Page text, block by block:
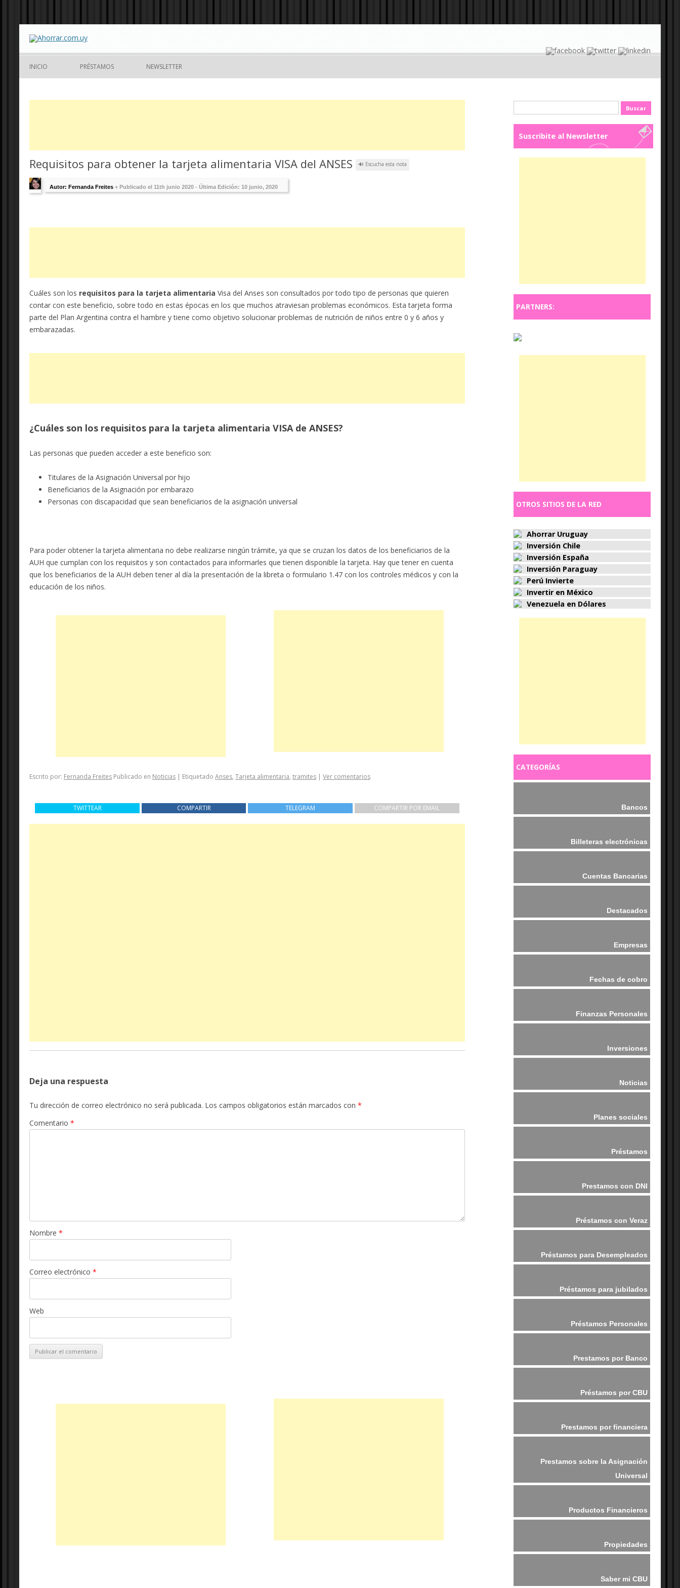
INICIO PRÉSTAMOS NEWSLETTER
Requisitos para obtener la tarjeta alimentaria VISA del ANSES 🔊 Escucha esta nota
Autor: Fernanda Freites + Publicado el 11th junio 2020 - Última Edición: 10 junio, 2020
Cuáles son los requisitos para la tarjeta alimentaria Visa del Anses son consultados por todo tipo de personas que quieren
contar con este beneficio, sobre todo en estas épocas en los que muchos atraviesan problemas económicos. Esta tarjeta forma
parte del Plan Argentina contra el hambre y tiene como objetivo solucionar problemas de nutrición de niños entre 0 y 6 años y
embarazadas.
¿Cuáles son los requisitos para la tarjeta alimentaria VISA de ANSES?
Las personas que pueden acceder a este beneficio son:
Titulares de la Asignación Universal por hijo
Beneficiarios de la Asignación por embarazo
Personas con discapacidad que sean beneficiarios de la asignación universal
Para poder obtener la tarjeta alimentaria no debe realizarse ningún trámite, ya que se cruzan los datos de los beneficiarios de la
AUH que cumplan con los requisitos y son contactados para informarles que tienen disponible la tarjeta. Hay que tener en cuenta
que los beneficiarios de la AUH deben tener al día la presentación de la libreta o formulario 1.47 con los controles médicos y con la
educación de los niños.
Escrito por: Fernanda Freites Publicado en Noticias | Etiquetado Anses, Tarjeta alimentaria, tramites | Ver comentarios
TWITTEAR COMPARTIR TELEGRAM COMPARTIR POR EMAIL
Deja una respuesta
Tu dirección de correo electrónico no será publicada. Los campos obligatorios están marcados con *
Comentario *
Nombre *
Correo electrónico *
Web
Suscribite al Newsletter
PARTNERS:
OTROS SITIOS DE LA RED
Ahorrar Uruguay
Inversión Chile
Inversión España
Inversión Paraguay
Perú Invierte
Invertir en México
Venezuela en Dólares
CATEGORÍAS
Bancos
Billeteras electrónicas
Cuentas Bancarias
Destacados
Empresas
Fechas de cobro
Finanzas Personales
Inversiones
Noticias
Planes sociales
Préstamos
Prestamos con DNI
Préstamos con Veraz
Préstamos para Desempleados
Préstamos para jubilados
Préstamos Personales
Prestamos por Banco
Préstamos por CBU
Prestamos por financiera
Prestamos sobre la Asignación
Universal
Productos Financieros
Propiedades
Saber mi CBU